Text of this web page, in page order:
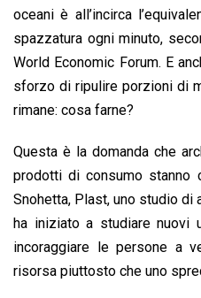
o
k
p
p
I
n
s
oceani è all’incirca
spazzatura ogni minuto,
World Economic Forum. E
sforzo di ripulire porzioni di
rimane: cosa farne?
Questa è la domanda che
prodotti di consumo stanno
Snohetta, Plast, uno studio di
ha iniziato a studiare nuovi
incoraggiare le persone a
risorsa piuttosto che uno